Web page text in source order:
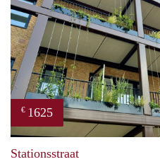
€ 1625
Stationsstraat